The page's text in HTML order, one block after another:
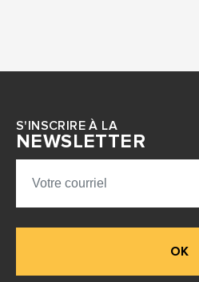
S'INSCRIRE À LA
NEWSLETTER
OK